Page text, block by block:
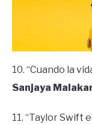
10. “Cuando la
Sanjaya
11. “Taylor Swift